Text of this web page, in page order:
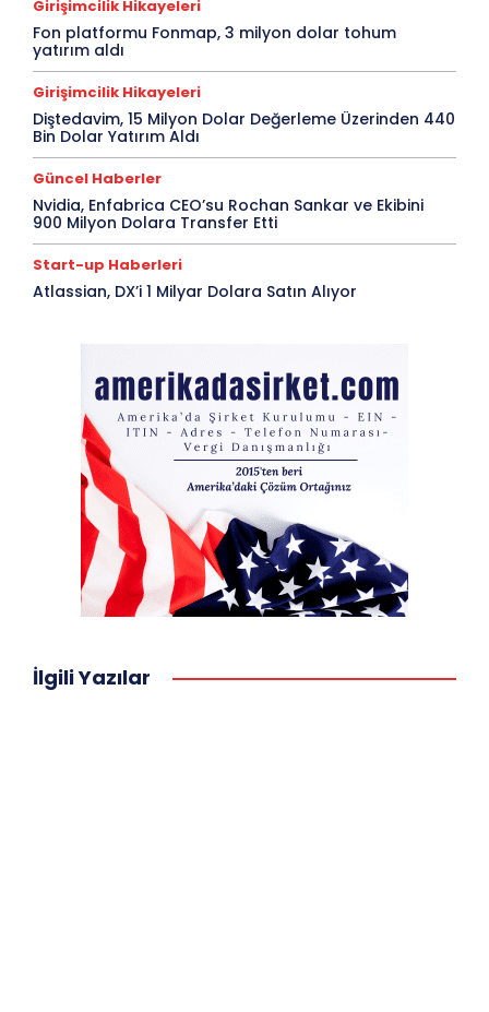
Girişimcilik Hikayeleri
Fon platformu Fonmap, 3 milyon dolar tohum
yatırım aldı
Girişimcilik Hikayeleri
Diştedavim, 15 Milyon Dolar Değerleme Üzerinden 440
Bin Dolar Yatırım Aldı
Güncel Haberler
Nvidia, Enfabrica CEO’su Rochan Sankar ve Ekibini
900 Milyon Dolara Transfer Etti
Start-up Haberleri
Atlassian, DX’i 1 Milyar Dolara Satın Alıyor
İlgili Yazılar